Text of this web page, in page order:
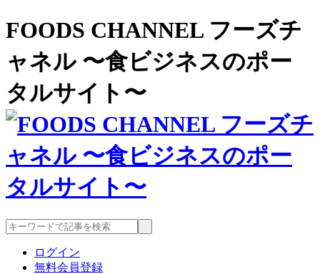
FOODS CHANNEL フーズチ
ャネル 〜食ビジネスのポー
タルサイト〜
ログイン
無料会員登録